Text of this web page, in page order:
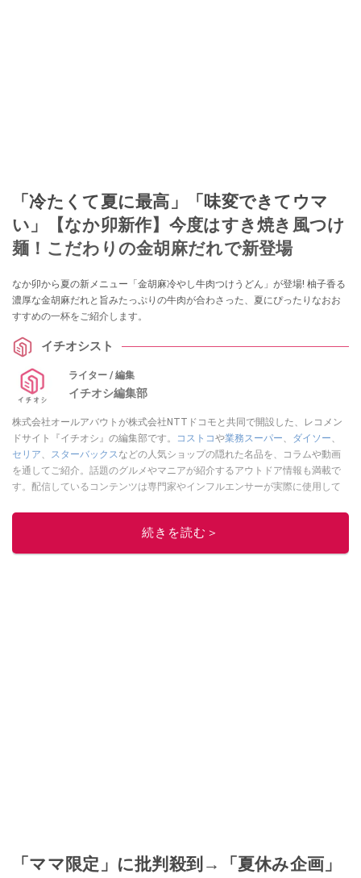
「冷たくて夏に最高」「味変できてウマ
い」【なか卯新作】今度はすき焼き風つけ
麺！こだわりの金胡麻だれで新登場
なか卯から夏の新メニュー「金胡麻冷やし牛肉つけうどん」が登場! 柚子香る
濃厚な金胡麻だれと旨みたっぷりの牛肉が合わさった、夏にぴったりなおお
すすめの一杯をご紹介します。
イチオシスト
ライター / 編集
イチオシ編集部
株式会社オールアバウトが株式会社NTTドコモと共同で開設した、レコメン
ドサイト『イチオシ』の編集部です。
コストコや業務スーパー、 ダイソー、
セリア、 スターバックスなどの人気ショップの隠れた名品を、コラムや動画
を通してご紹介。話題のグルメやマニアが紹介するアウトドア情報も満載で
す。配信しているコンテンツは専門家やインフルエンサーが実際に使用して
ニュースでフォロー
続きを読む＞
「ママ限定」に批判殺到→「夏休み企画」